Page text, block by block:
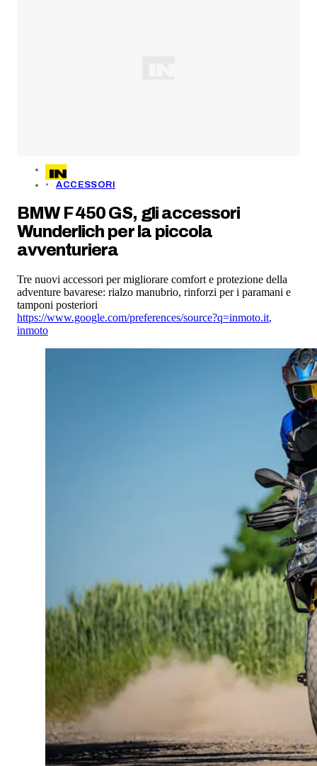
ACCESSORI
BMW F 450 GS, gli accessori
Wunderlich per la piccola
avventuriera
Tre nuovi accessori per migliorare comfort e protezione della
adventure bavarese: rialzo manubrio, rinforzi per i paramani e
tamponi posteriori
https://www.google.com/preferences/source?q=inmoto.it,
inmoto